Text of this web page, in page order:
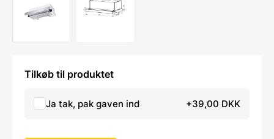
Tilkøb til produktet
Ja tak, pak gaven ind +39,00 DKK